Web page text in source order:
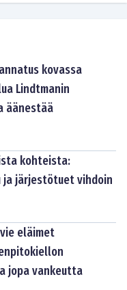
kovassa
Lindtmanin
äänestää
kohteista:
ja järjestötuet vihdoin
eläimet
jopa vankeutta